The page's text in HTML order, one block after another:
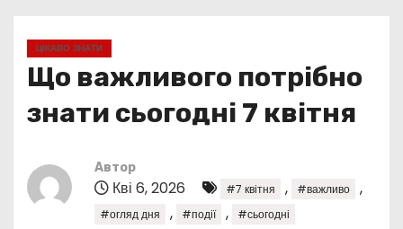
ЦІКАВО ЗНАТИ
Що важливого потрібно
знати сьогодні 7 квітня
Автор
Кві 6, 2026 #7 квітня , #важливо ,
#огляд дня , #події , #сьогодні